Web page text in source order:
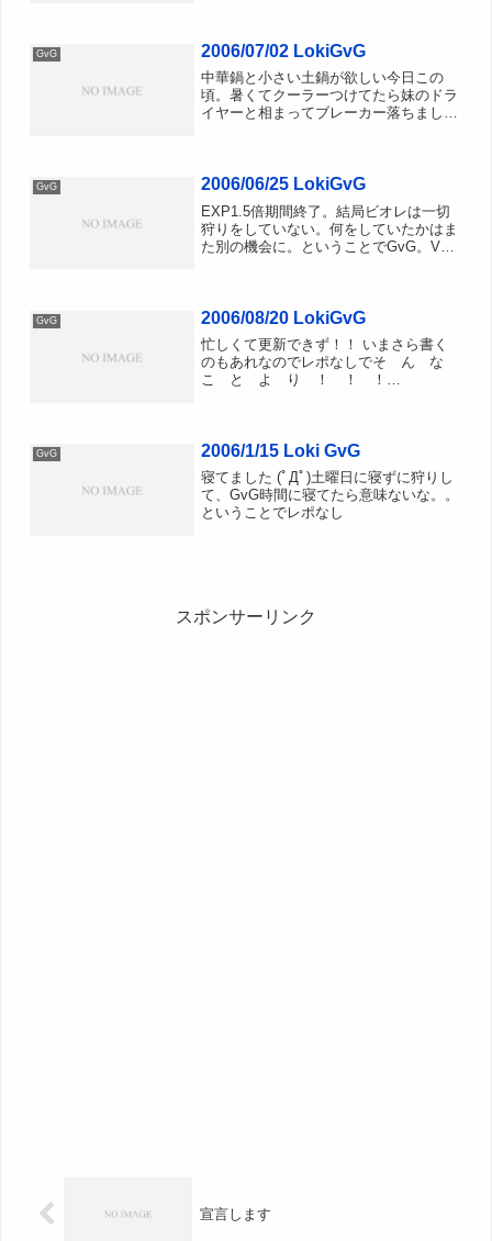
ラグ開始直後L...
GvG 2006/07/02 LokiGvG
中華鍋と小さい土鍋が欲しい今日この
頃。暑くてクーラーつけてたら妹のドラ
イヤーと相まってブレーカー落ちまし
予定ではスタダでV1でし...
GvG 2006/06/25 LokiGvG
EXP1.5倍期間終了。結局ビオレは一切
狩りをしていない。何をしていたかはま
た別の機会に。ということでGvG。V3
数秒前に某氏がや...
GvG 2006/08/20 LokiGvG
忙しくて更新できず！！ いまさら書く
のもあれなのでレポなしでそ ん な
こ と よ り ！ ！ ！
GvG 2006/1/15 Loki GvG
寝てました (ﾟДﾟ)土曜日に寝ずに狩りし
て、GvG時間に寝てたら意味ないな。。
ということでレポなし
スポンサーリンク
宣言します